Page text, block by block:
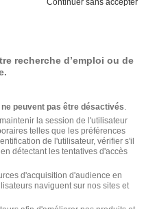
les candidats, et célébrons
comptent ! Si vous
ou des besoins
postulez.
recherche d’emploi ou de
ne peuvent pas être désactivés
la session de l'utilisateur
telles que les préférences
de l'utilisateur, vérifier s'il
détectant les tentatives d'accès
d'acquisition d'audience en
naviguent sur nos sites et